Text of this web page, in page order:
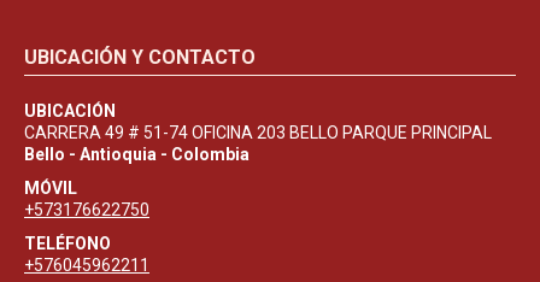
UBICACIÓN Y CONTACTO
UBICACIÓN
CARRERA 49 # 51-74 OFICINA 203 BELLO PARQUE PRINCIPAL
Bello - Antioquia - Colombia
MÓVIL
+573176622750
TELÉFONO
+576045962211